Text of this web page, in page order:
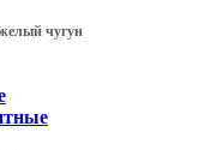
чугун